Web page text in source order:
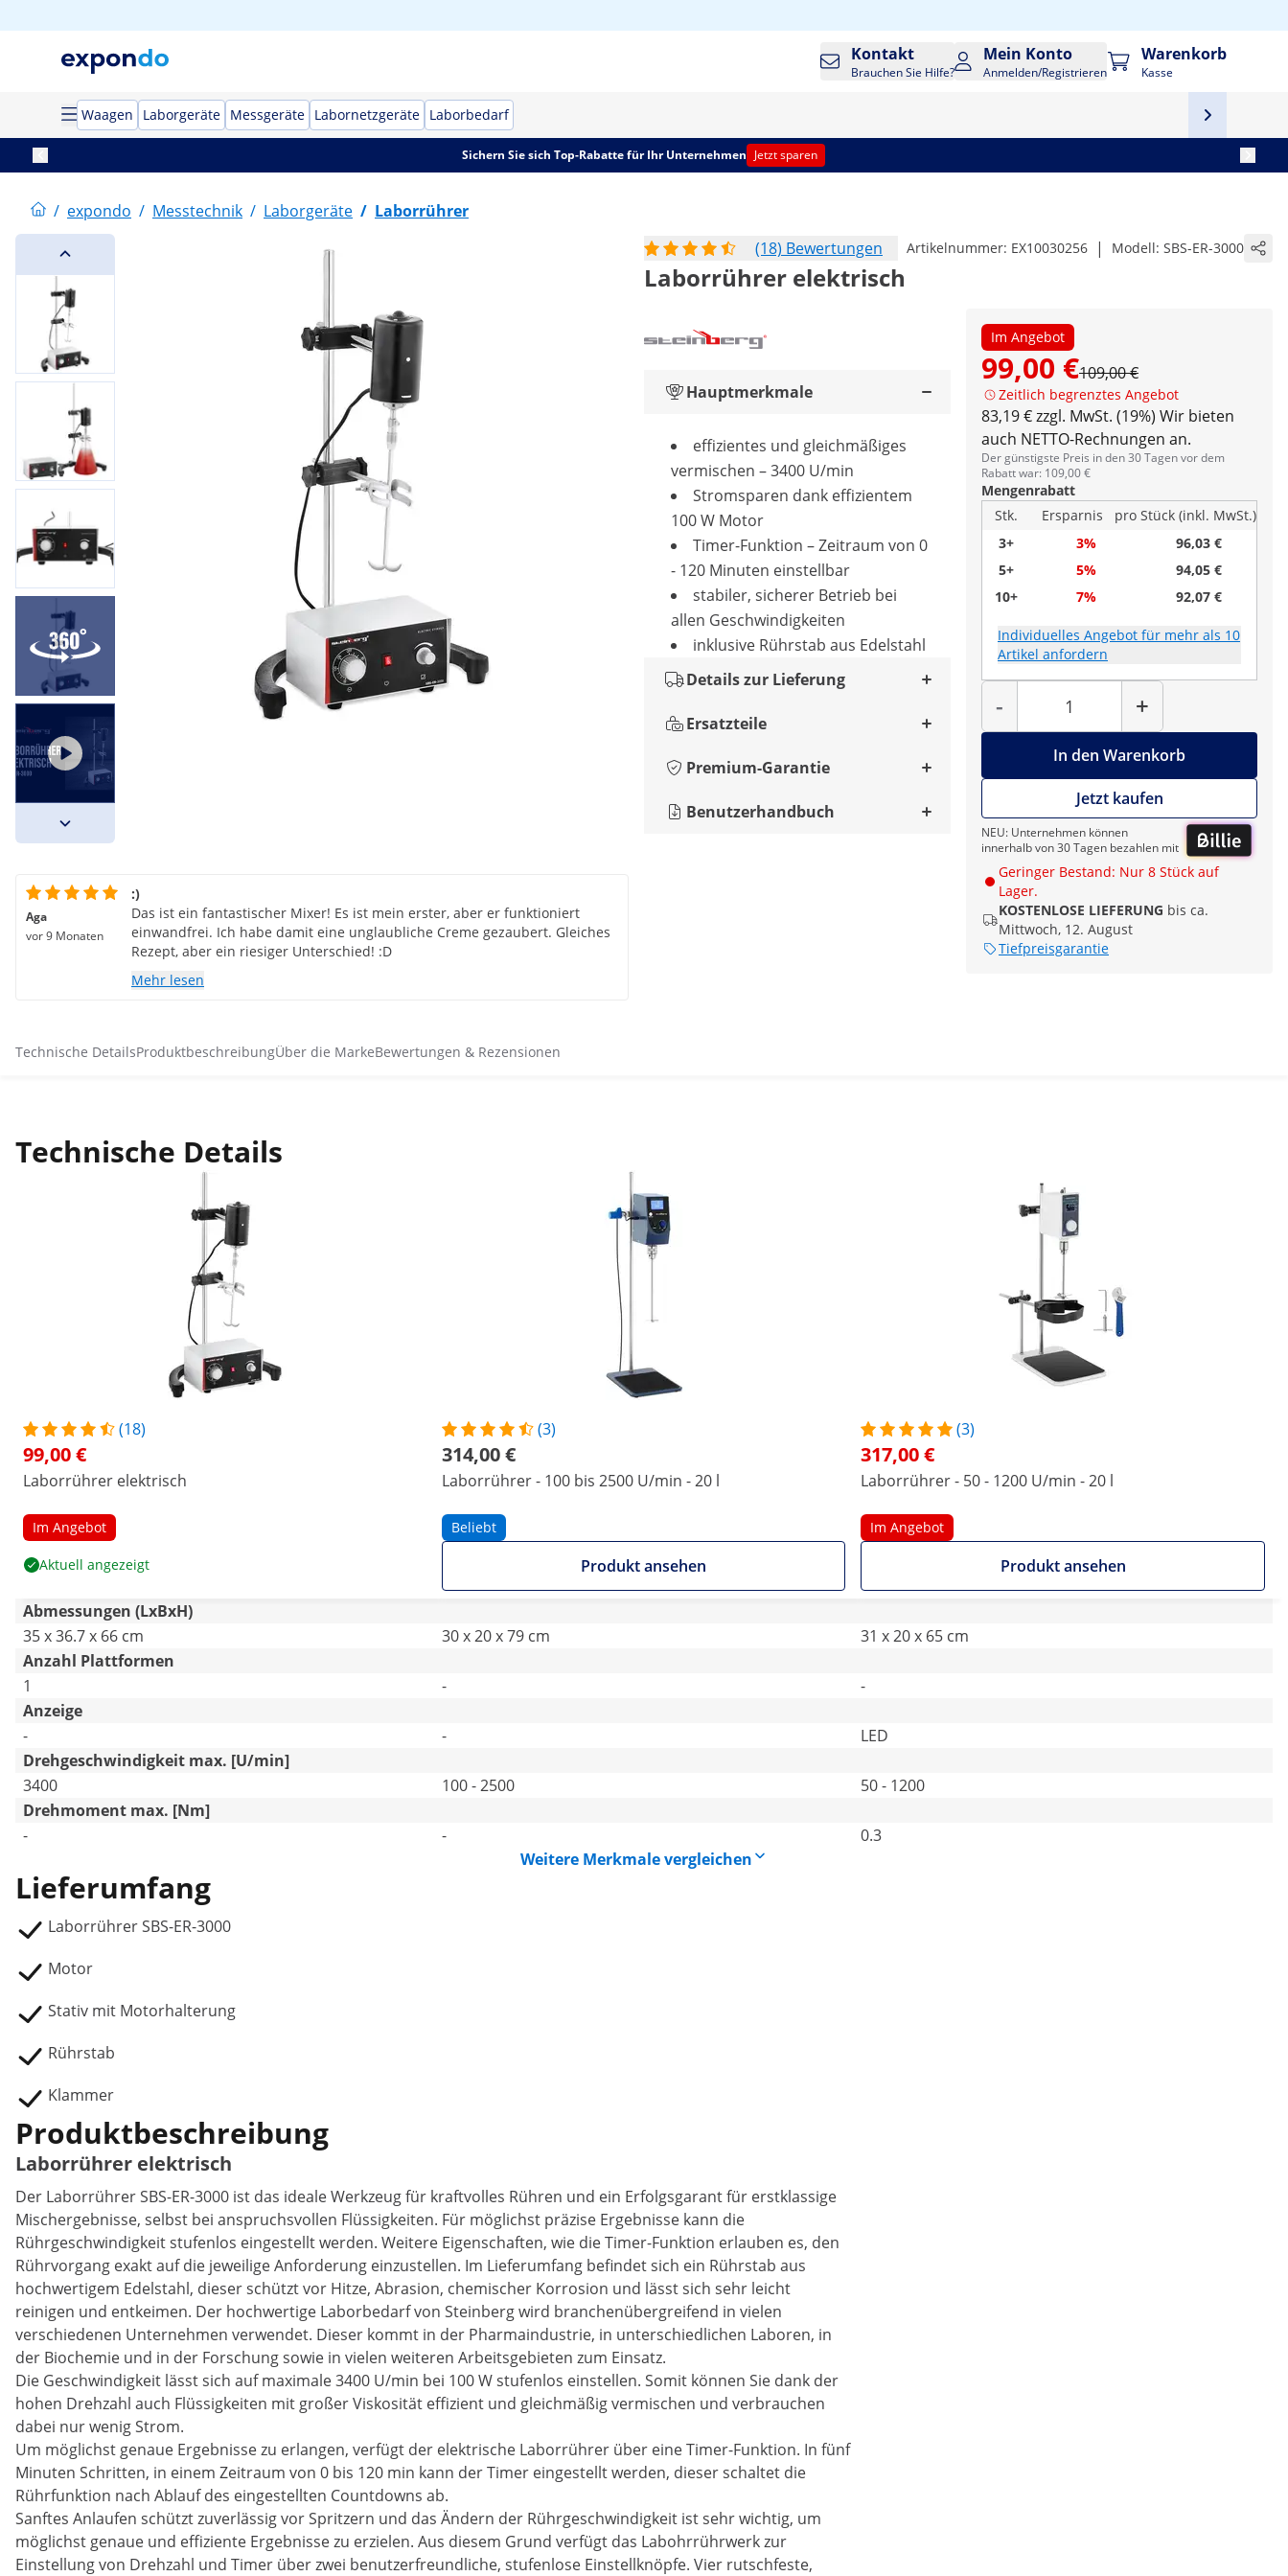
Kontakt
Brauchen Sie Hilfe?
Mein Konto
Anmelden/Registrieren
Warenkorb
Kasse
Waagen Laborgeräte Messgeräte Labornetzgeräte Laborbedarf
Sichern Sie sich Top-Rabatte für Ihr Unternehmen Jetzt sparen
/ expondo / Messtechnik / Laborgeräte / Laborrührer
(18) Bewertungen
Artikelnummer: EX10030256 | Modell: SBS-ER-3000
Laborrührer elektrisch
Im Angebot
99,00 €109,00 €
Zeitlich begrenztes Angebot
83,19 € zzgl. MwSt. (19%) Wir bieten
auch NETTO-Rechnungen an.
Der günstigste Preis in den 30 Tagen vor dem
Rabatt war: 109,00 €
Mengenrabatt
Stk.
Ersparnis
pro Stück (inkl. MwSt.)
3+
3%
96,03 €
5+
5%
94,05 €
10+
7% 92,07 €
Individuelles Angebot für mehr als 10
Artikel anfordern
-
Menge
+
In den Warenkorb
Jetzt kaufen
NEU: Unternehmen können
innerhalb von 30 Tagen bezahlen mit
Geringer Bestand: Nur 8 Stück auf
Lager.
KOSTENLOSE LIEFERUNG bis ca.
Mittwoch, 12. August
Tiefpreisgarantie
Hauptmerkmale
effizientes und gleichmäßiges
vermischen – 3400 U/min
Stromsparen dank effizientem
100 W Motor
Timer-Funktion – Zeitraum von 0
- 120 Minuten einstellbar
stabiler, sicherer Betrieb bei
allen Geschwindigkeiten
inklusive Rührstab aus Edelstahl
Details zur Lieferung
Ersatzteile
Premium-Garantie
Benutzerhandbuch
Aga
vor 9 Monaten
:)
Das ist ein fantastischer Mixer! Es ist mein erster, aber er funktioniert
einwandfrei. Ich habe damit eine unglaubliche Creme gezaubert. Gleiches
Rezept, aber ein riesiger Unterschied! :D
Mehr lesen
Technische DetailsProduktbeschreibungÜber die MarkeBewertungen & Rezensionen
Technische Details
(18)
99,00 €
Laborrührer elektrisch
Im Angebot
Aktuell angezeigt
(3)
314,00 €
Laborrührer - 100 bis 2500 U/min - 20 l
Beliebt
Produkt ansehen
(3)
317,00 €
Laborrührer - 50 - 1200 U/min - 20 l
Im Angebot
Produkt ansehen
Abmessungen (LxBxH)
35 x 36.7 x 66 cm
30 x 20 x 79 cm
31 x 20 x 65 cm
Anzahl Plattformen
1
-
-
Anzeige
-
-
LED
Drehgeschwindigkeit max. [U/min]
3400
100 - 2500
50 - 1200
Drehmoment max. [Nm]
-
-
0.3
Weitere Merkmale vergleichen
Lieferumfang
Laborrührer SBS-ER-3000
Motor
Stativ mit Motorhalterung
Rührstab
Klammer
Produktbeschreibung
Laborrührer elektrisch
Der Laborrührer SBS-ER-3000 ist das ideale Werkzeug für kraftvolles Rühren und ein Erfolgsgarant für erstklassige
Mischergebnisse, selbst bei anspruchsvollen Flüssigkeiten. Für möglichst präzise Ergebnisse kann die
Rührgeschwindigkeit stufenlos eingestellt werden. Weitere Eigenschaften, wie die Timer-Funktion erlauben es, den
Rührvorgang exakt auf die jeweilige Anforderung einzustellen. Im Lieferumfang befindet sich ein Rührstab aus
hochwertigem Edelstahl, dieser schützt vor Hitze, Abrasion, chemischer Korrosion und lässt sich sehr leicht
reinigen und entkeimen. Der hochwertige Laborbedarf von Steinberg wird branchenübergreifend in vielen
verschiedenen Unternehmen verwendet. Dieser kommt in der Pharmaindustrie, in unterschiedlichen Laboren, in
der Biochemie und in der Forschung sowie in vielen weiteren Arbeitsgebieten zum Einsatz.
Die Geschwindigkeit lässt sich auf maximale 3400 U/min bei 100 W stufenlos einstellen. Somit können Sie dank der
hohen Drehzahl auch Flüssigkeiten mit großer Viskosität effizient und gleichmäßig vermischen und verbrauchen
dabei nur wenig Strom.
Um möglichst genaue Ergebnisse zu erlangen, verfügt der elektrische Laborrührer über eine Timer-Funktion. In fünf
Minuten Schritten, in einem Zeitraum von 0 bis 120 min kann der Timer eingestellt werden, dieser schaltet die
Rührfunktion nach Ablauf des eingestellten Countdowns ab.
Sanftes Anlaufen schützt zuverlässig vor Spritzern und das Ändern der Rührgeschwindigkeit ist sehr wichtig, um
möglichst genaue und effiziente Ergebnisse zu erzielen. Aus diesem Grund verfügt das Labohrrührwerk zur
Einstellung von Drehzahl und Timer über zwei benutzerfreundliche, stufenlose Einstellknöpfe. Vier rutschfeste,